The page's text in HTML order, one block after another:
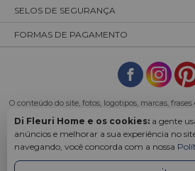
SELOS DE SEGURANÇA
FORMAS DE PAGAMENTO
O conteúdo do site, fotos, logotipos, marcas,
propriedade exclusiva da empresa
Todos os direitos reservados. Di Fleuri Home -
Rua Dom Pedro II, 995 - Divinéia, Rio dos
Di Fleuri Home e os cookies: a gente
anúncios e melhorar a sua experiência no
navegando, você concorda com a nossa